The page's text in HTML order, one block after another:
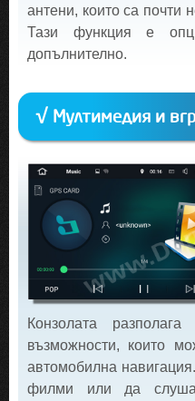
антени, които са почти
Тази функция е
допълнително.
√ Мултимедия и
Конзолата
възможности, които
автомобилна
филми или да